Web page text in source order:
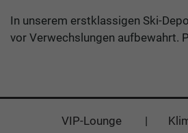
In unserem erstklassigen Ski-
vor Verwechslungen aufbewahrt.
VIP-Lounge